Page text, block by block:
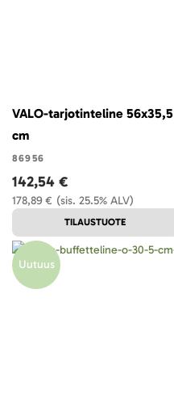
VALO-tarjotinteline 56x35,5
cm
86956
(sis. 25.5% ALV)
178,89 €
142,54 €
TILAUSTUOTE
Uutuus